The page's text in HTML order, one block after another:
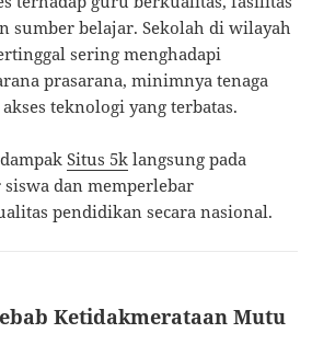
sumber belajar. Sekolah di wilayah
sering menghadapi
prasarana, minimnya tenaga
teknologi yang terbatas.
Situs 5k langsung pada
siswa dan memperlebar
pendidikan secara nasional.
Ketidakmerataan Mutu